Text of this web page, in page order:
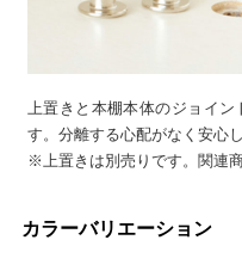
上置きと本棚本体のジョイン
す。分離する心配がなく安心
※上置きは別売りです。関連
カラーバリエーション